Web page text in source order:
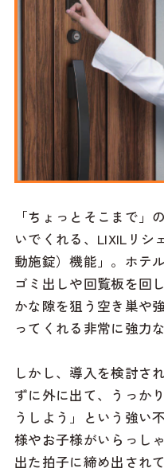
「ちょっとそこまで」
いでくれる、LIXILリシ
動施錠）機能」。ホテ
ゴミ出しや回覧板を回
かな隙を狙う空き巣や
ってくれる非常に強力
しかし、導入を検討さ
ずに外に出て、うっか
うしよう」という強い
様やお子様がいらっし
出た拍子に締め出され